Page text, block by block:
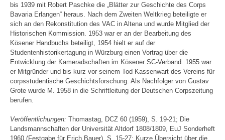
bis 1939 mit Robert Paschke die „Blätter zur Geschichte des Corps
Bavaria Erlangen“ heraus. Nach dem Zweiten Weltkrieg beteiligte er
sich an den Rekonstitution des VAC in Altena und wurde Mitglied der
Historischen Kommission. 1953 war er an der Bearbeitung des
Kösener Handbuchs beteiligt, 1954 hielt er auf der
Studentenhistorikertagung in Würzburg einen Vortrag über die
Entwicklung der Kameradschaften im Kösener SC-Verband. 1955 war
er Mitgründer und bis kurz vor seinem Tod Kassenwart des Vereins für
corpsstudentische Geschichtsforschung. Als Nachfolger von Gustav
Grote wurde M. 1958 in die Schriftleitung der Deutschen Corpszeitung
berufen.
Veröffentlichungen: Thomastag, DCZ 60 (1959), S. 19-21; Die
Landsmannschaften der Universität Altdorf 1808/1809, EuJ Sonderheft
1960 (Festgabe für Erich Bauer), S. 15-27; Kurze Übersicht über die